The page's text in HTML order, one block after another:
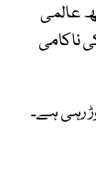
عالمی
ناکامی
رہی ہے۔